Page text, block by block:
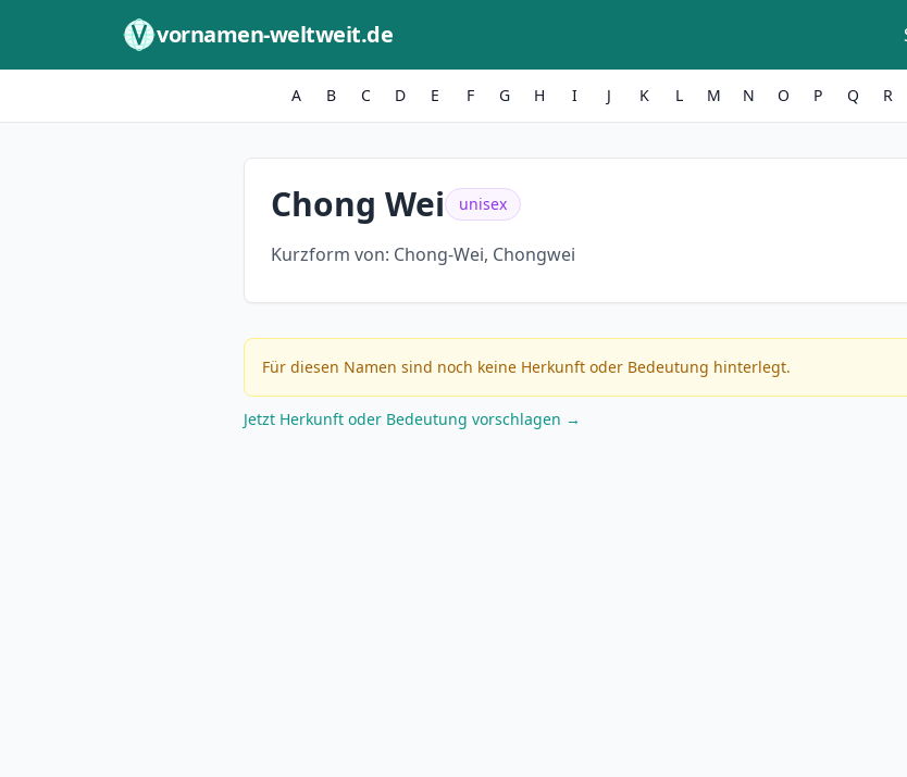
vornamen-weltweit.de
A B C D E F G H I J K L M N O P Q R
Chong Wei unisex
Kurzform von: Chong-Wei, Chongwei
Für diesen Namen sind noch keine Herkunft oder Bedeutung hinterlegt.
Jetzt Herkunft oder Bedeutung vorschlagen →